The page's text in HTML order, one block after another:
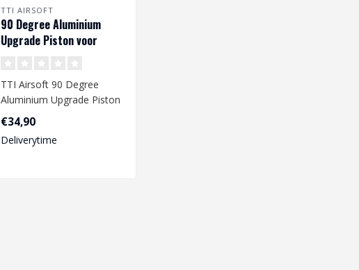
TTI AIRSOFT
90 Degree Aluminium
Upgrade Piston voor
TTI Airsoft 90 Degree
Aluminium Upgrade Piston
voor Tokyo Marui VSR10..
€34,90
Deliverytime